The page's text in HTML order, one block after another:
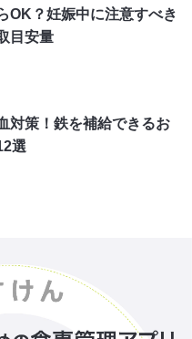
OK？妊娠中に注意すべき
目安量
対策！鉄を補給できるお
選